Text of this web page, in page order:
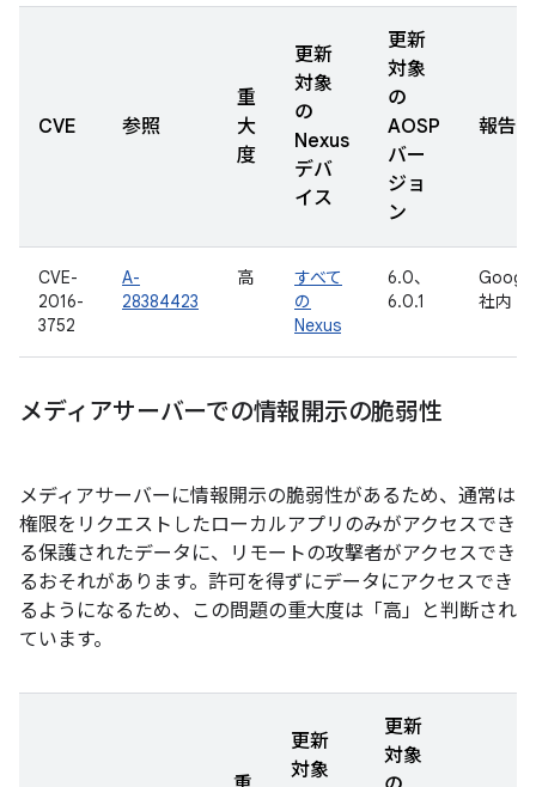
CVE 参照
重
大
度
更新
対象
の
Nexus
デバ
イス
更新
対象
の
AOSP
バー
ジョ
ン
報告日
CVE-
2016-
3752
A-
28384423
高
すべて
の
Nexus
6.0、
6.0.1
Google
社内
メディアサーバーでの情報開示の脆弱性
メディアサーバーに情報開示の脆弱性があるため、通常は
権限をリクエストしたローカルアプリのみがアクセスでき
る保護されたデータに、リモートの攻撃者がアクセスでき
るおそれがあります。許可を得ずにデータにアクセスでき
るようになるため、この問題の重大度は「高」と判断され
ています。
更新
対象
更新
対象